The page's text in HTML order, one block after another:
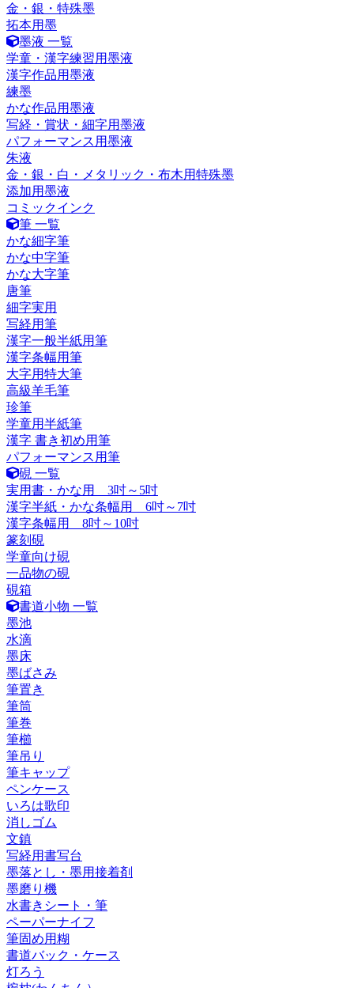
金・銀・特殊墨
拓本用墨
墨液 一覧
学童・漢字練習用墨液
漢字作品用墨液
練墨
かな作品用墨液
写経・賞状・細字用墨液
パフォーマンス用墨液
朱液
金・銀・白・メタリック・布木用特殊墨
添加用墨液
コミックインク
筆 一覧
かな細字筆
かな中字筆
かな大字筆
唐筆
細字実用
写経用筆
漢字一般半紙用筆
漢字条幅用筆
大字用特大筆
高級羊毛筆
珍筆
学童用半紙筆
漢字 書き初め用筆
パフォーマンス用筆
硯 一覧
実用書・かな用 3吋～5吋
漢字半紙・かな条幅用 6吋～7吋
漢字条幅用 8吋～10吋
篆刻硯
学童向け硯
一品物の硯
硯箱
書道小物 一覧
墨池
水滴
墨床
墨ばさみ
筆置き
筆筒
筆巻
筆櫛
筆吊り
筆キャップ
ペンケース
いろは歌印
消しゴム
文鎮
写経用書写台
墨落とし・墨用接着剤
墨磨り機
水書きシート・筆
ペーパーナイフ
筆固め用糊
書道バック・ケース
灯ろう